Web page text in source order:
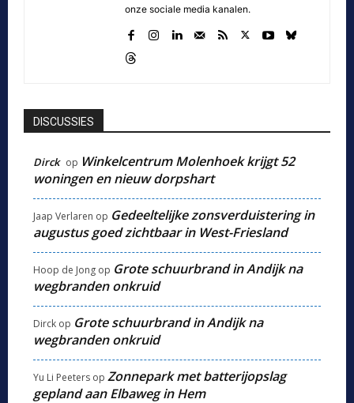
onze sociale media kanalen.
DISCUSSIES
Dirck op Winkelcentrum Molenhoek krijgt 52
woningen en nieuw dorpshart
Jaap Verlaren op Gedeeltelijke zonsverduistering in
augustus goed zichtbaar in West-Friesland
Hoop de Jong op Grote schuurbrand in Andijk na
wegbranden onkruid
Dirck op Grote schuurbrand in Andijk na
wegbranden onkruid
Yu Li Peeters op Zonnepark met batterijopslag
gepland aan Elbaweg in Hem